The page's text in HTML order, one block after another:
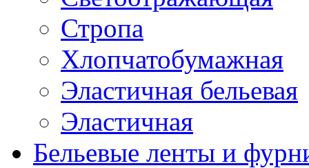
Стропа
Хлопчатобумажная
Эластичная бельевая
Эластичная
Бельевые ленты и